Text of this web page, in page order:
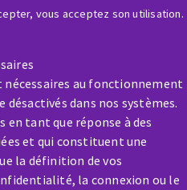
vous acceptez son utilisation.
au fonctionnement
dans nos systèmes.
tant que réponse à des
et qui constituent une
la définition de vos
la connexion ou le
renseignement ?
nous